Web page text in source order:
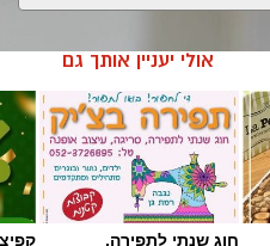
אולי יעניין אותך גם
חוג שנתי לתפירה,